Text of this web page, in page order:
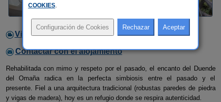
Video
Contactar con el alojamiento
Rehabilitada con mimo y respeto por el pasado, el encanto del Duende
del Omaña radica en la perfecta simbiosis entre el pasado y el
presente. Fiel a una arquitectura tradicional (robustas paredes de piedra
y vigas de madera), hoy es un refugio donde se respira autenticidad.
COOKIES.